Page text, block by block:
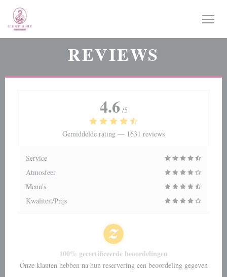
REVIEWS
4.6 /5
Gemiddelde rating — 1631 reviews
Service
Atmosfeer
Menu's
Kwaliteit/Prijs
100% gecertificeerde beoordelingen
Onze klanten hebben na hun reservering een beoordeling gegeven